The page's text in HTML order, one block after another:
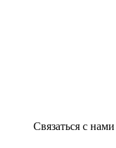
Связаться с нами